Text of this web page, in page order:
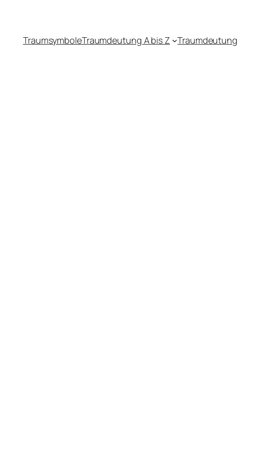
TraumsymboleTraumdeutung A bis Z Traumdeutung